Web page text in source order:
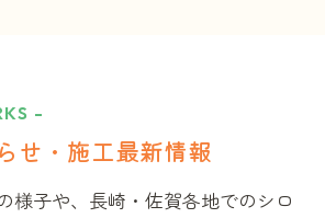
-
せ・施工最新情報
様子や、長崎・佐賀各地でのシロ